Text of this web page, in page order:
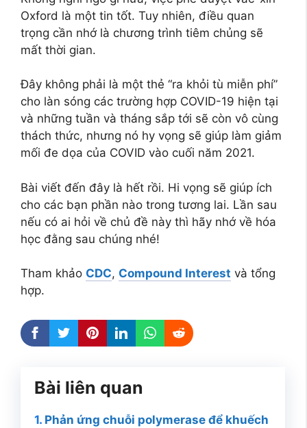
Oxford là một tin tốt. Tuy nhiên, điều quan
trọng cần nhớ là chương trình tiêm chủng sẽ
mất thời gian.
Đây không phải là một thẻ “ra khỏi tù miễn phí”
cho làn sóng các trường hợp COVID-19 hiện tại
và những tuần và tháng sắp tới sẽ còn vô cùng
thách thức, nhưng nó hy vọng sẽ giúp làm giảm
mối đe dọa của COVID vào cuối năm 2021.
Bài viết đến đây là hết rồi. Hi vọng sẽ giúp ích
cho các bạn phần nào trong tương lai. Lần sau
nếu có ai hỏi về chủ đề này thì hãy nhớ về hóa
học đằng sau chúng nhé!
Tham khảo CDC, Compound Interest và tổng
hợp.
Bài liên quan
Phản ứng chuỗi polymerase để khuếch